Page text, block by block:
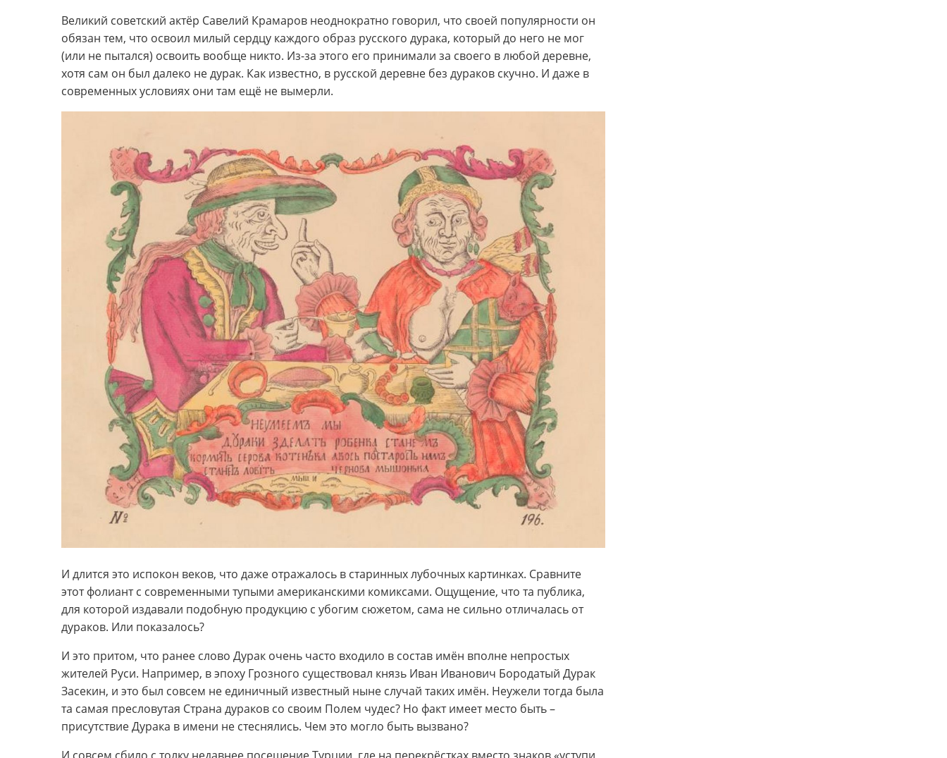
Великий советский актёр Савелий Крамаров неоднократно говорил, что своей популярности он
обязан тем, что освоил милый сердцу каждого образ русского дурака, который до него не мог
(или не пытался) освоить вообще никто. Из-за этого его принимали за своего в любой деревне,
хотя сам он был далеко не дурак. Как известно, в русской деревне без дураков скучно. И даже в
современных условиях они там ещё не вымерли.
И длится это испокон веков, что даже отражалось в старинных лубочных картинках. Сравните
этот фолиант с современными тупыми американскими комиксами. Ощущение, что та публика,
для которой издавали подобную продукцию с убогим сюжетом, сама не сильно отличалась от
дураков. Или показалось?
И это притом, что ранее слово Дурак очень часто входило в состав имён вполне непростых
жителей Руси. Например, в эпоху Грозного существовал князь Иван Иванович Бородатый Дурак
Засекин, и это был совсем не единичный известный ныне случай таких имён. Неужели тогда была
та самая пресловутая Страна дураков со своим Полем чудес? Но факт имеет место быть –
присутствие Дурака в имени не стеснялись. Чем это могло быть вызвано?